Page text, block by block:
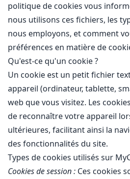
politique de cookies vous
nous utilisons ces fichiers, les
nous employons, et comment
préférences en matière de
Qu'est-ce qu'un cookie ?
Un cookie est un petit fichier
appareil (ordinateur, tablette,
web que vous visitez. Les
de reconnaître votre appareil
ultérieures, facilitant ainsi la
des fonctionnalités du site.
Types de cookies utilisés sur
Cookies de session : Ces cookies